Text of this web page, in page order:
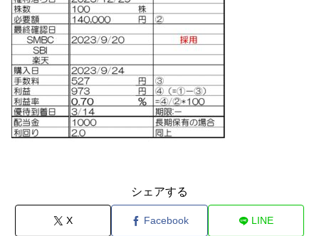
シェアする
X Facebook LINE